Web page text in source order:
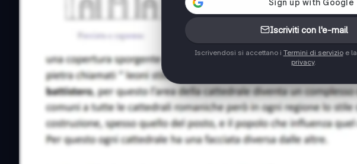
Iscriviti con l'e-mail
Iscrivendosi si accettano i Termini di servizioe la
privacy.